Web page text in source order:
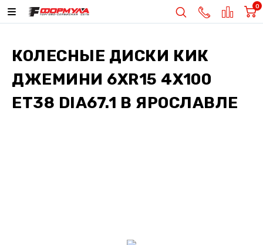
0
КОЛЕСНЫЕ ДИСКИ КИК
ДЖЕМИНИ 6XR15 4X100
ET38 DIA67.1 В ЯРОСЛАВЛЕ